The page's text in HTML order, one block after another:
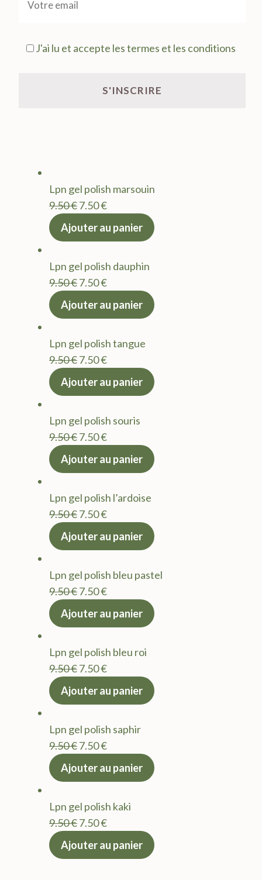
J'ai lu et accepte les termes et les conditions
Lpn gel polish marsouin
9.50€Le
prix
9.50 €.
7.50€Le
actuel
7.50 €.
Ajouter au panier
Lpn gel polish dauphin
9.50€Le
prix
9.50 €.
7.50€Le
actuel
7.50 €.
Ajouter au panier
Lpn gel polish tangue
9.50€Le
prix
9.50 €.
7.50€Le
actuel
7.50 €.
Ajouter au panier
Lpn gel polish souris
9.50€Le
prix
9.50 €.
7.50€Le
actuel
7.50 €.
Ajouter au panier
Lpn gel polish l’ardoise
9.50€Le
prix
9.50 €.
7.50€Le
actuel
7.50 €.
Ajouter au panier
Lpn gel polish bleu pastel
9.50€Le
prix
9.50 €.
7.50€Le
actuel
7.50 €.
Ajouter au panier
Lpn gel polish bleu roi
9.50€Le
prix
9.50 €.
7.50€Le
actuel
7.50 €.
Ajouter au panier
Lpn gel polish saphir
9.50€Le
prix
9.50 €.
7.50€Le
actuel
7.50 €.
Ajouter au panier
Lpn gel polish kaki
9.50€Le
prix
7.50€Le
actuel
Ajouter au panier